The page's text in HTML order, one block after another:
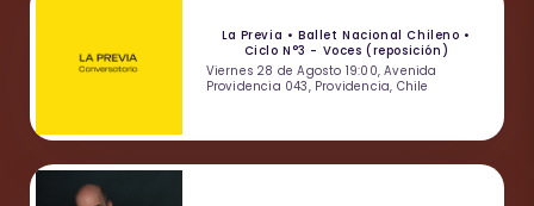
La Previa • Ballet Nacional Chileno •
Ciclo N°3 - Voces (reposición)
Viernes 28 de Agosto 19:00, Avenida
Providencia 043, Providencia, Chile